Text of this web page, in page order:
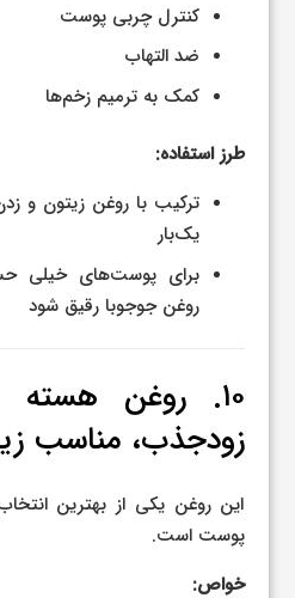
کنترل چربی پوست
ضد التهاب
کمک به ترمیم زخم‌ها
طرز استفاده:
ترکیب با روغن زیتون و
یک‌بار
برای پوست‌های خیلی
روغن جوجوبا رقیق شود
۱۰. روغن
زودجذب، مناسب
این روغن یکی از بهترین
پوست است.
خواص: